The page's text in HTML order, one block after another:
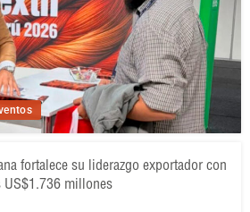
fortalece su liderazgo exportador con
US$1.736 millones